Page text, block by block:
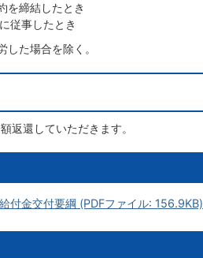
を締結したとき
従事したとき
た場合を除く。
返還していただきます。
付金交付要綱 (PDFファイル: 156.9KB)